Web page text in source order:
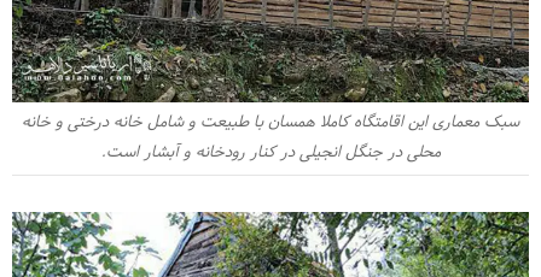
سبک معماری این اقامتگاه کاملا همسان با طبیعت و شامل خانه درختی و خانه
محلی در جنگل انجیلی در کنار رودخانه و آبشار است.